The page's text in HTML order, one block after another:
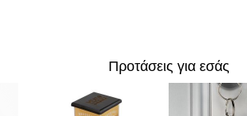
Προτάσεις για εσάς